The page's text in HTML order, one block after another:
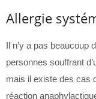
Allergie
Il n’y a pas beaucoup
personnes souffrant
mais il existe des cas
réaction